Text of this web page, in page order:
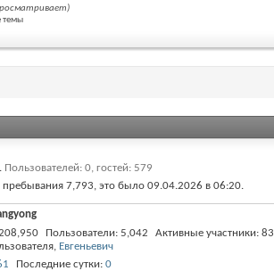
темы
. Пользователей: 0, гостей: 579
7,793, это было 09.04.2026 в 06:20.
208,950 Пользователи 5,042 Активные участники 83
Евгеньевич
Последние сутки 0